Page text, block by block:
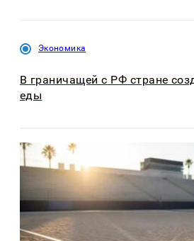
Экономика
В граничащей с РФ стране
еды